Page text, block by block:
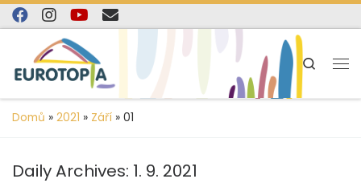
content
Skip to content
Search
Domů » 2021 » Září » 01
Daily Archives: 1. 9. 2021